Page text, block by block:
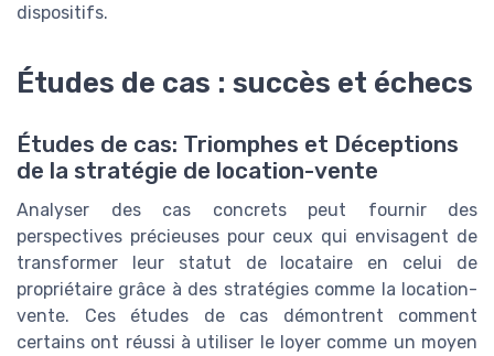
dispositifs.
Études de cas : succès et échecs
Études de cas: Triomphes et Déceptions
de la stratégie de location-vente
Analyser des cas concrets peut fournir des
perspectives précieuses pour ceux qui envisagent de
transformer leur statut de locataire en celui de
propriétaire grâce à des stratégies comme la location-
vente. Ces études de cas démontrent comment
certains ont réussi à utiliser le loyer comme un moyen